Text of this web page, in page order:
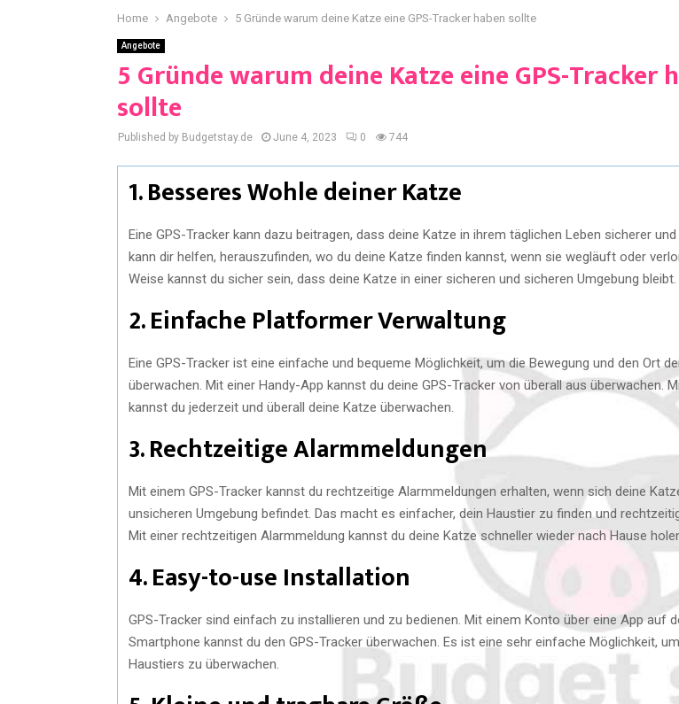
Home Angebote 5 Gründe warum deine Katze eine GPS-Tracker haben sollte
Angebote
5 Gründe warum deine Katze eine GPS-Tracker
sollte
Published by Budgetstay.de June 4, 2023 0 744
1. Besseres Wohle deiner Katze
Eine GPS-Tracker kann dazu beitragen, dass deine Katze in ihrem täglichen Leben sicherer
kann dir helfen, herauszufinden, wo du deine Katze finden kannst, wenn sie wegläuft oder
Weise kannst du sicher sein, dass deine Katze in einer sicheren und sicheren Umgebung bleibt.
2. Einfache Platformer Verwaltung
Eine GPS-Tracker ist eine einfache und bequeme Möglichkeit, um die Bewegung und den Ort
überwachen. Mit einer Handy-App kannst du deine GPS-Tracker von überall aus überwachen.
kannst du jederzeit und überall deine Katze überwachen.
3. Rechtzeitige Alarmmeldungen
Mit einem GPS-Tracker kannst du rechtzeitige Alarmmeldungen erhalten, wenn sich deine
unsicheren Umgebung befindet. Das macht es einfacher, dein Haustier zu finden und
Mit einer rechtzeitigen Alarmmeldung kannst du deine Katze schneller wieder nach Hause
4. Easy-to-use Installation
GPS-Tracker sind einfach zu installieren und zu bedienen. Mit einem Konto über eine App auf
Smartphone kannst du den GPS-Tracker überwachen. Es ist eine sehr einfache Möglichkeit,
Haustiers zu überwachen.